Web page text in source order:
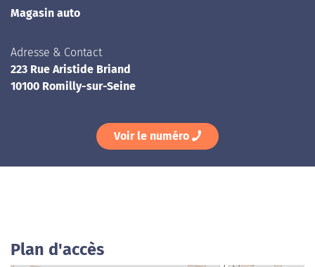
Magasin auto
Adresse & Contact
223 Rue Aristide Briand
10100 Romilly-sur-Seine
Voir le numéro
Plan d'accès